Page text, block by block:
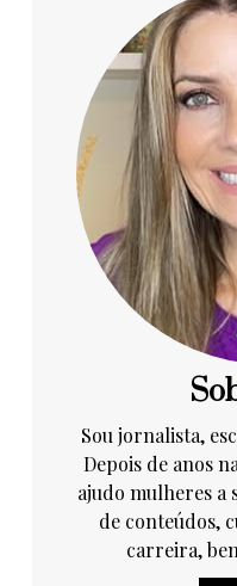
Sou jornalista,
Depois de anos
ajudo mulheres a
de conteúdos,
carreira,